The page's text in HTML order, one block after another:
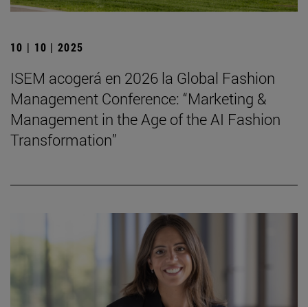
10 | 10 | 2025
ISEM acogerá en 2026 la Global Fashion
Management Conference: “Marketing &
Management in the Age of the AI Fashion
Transformation”